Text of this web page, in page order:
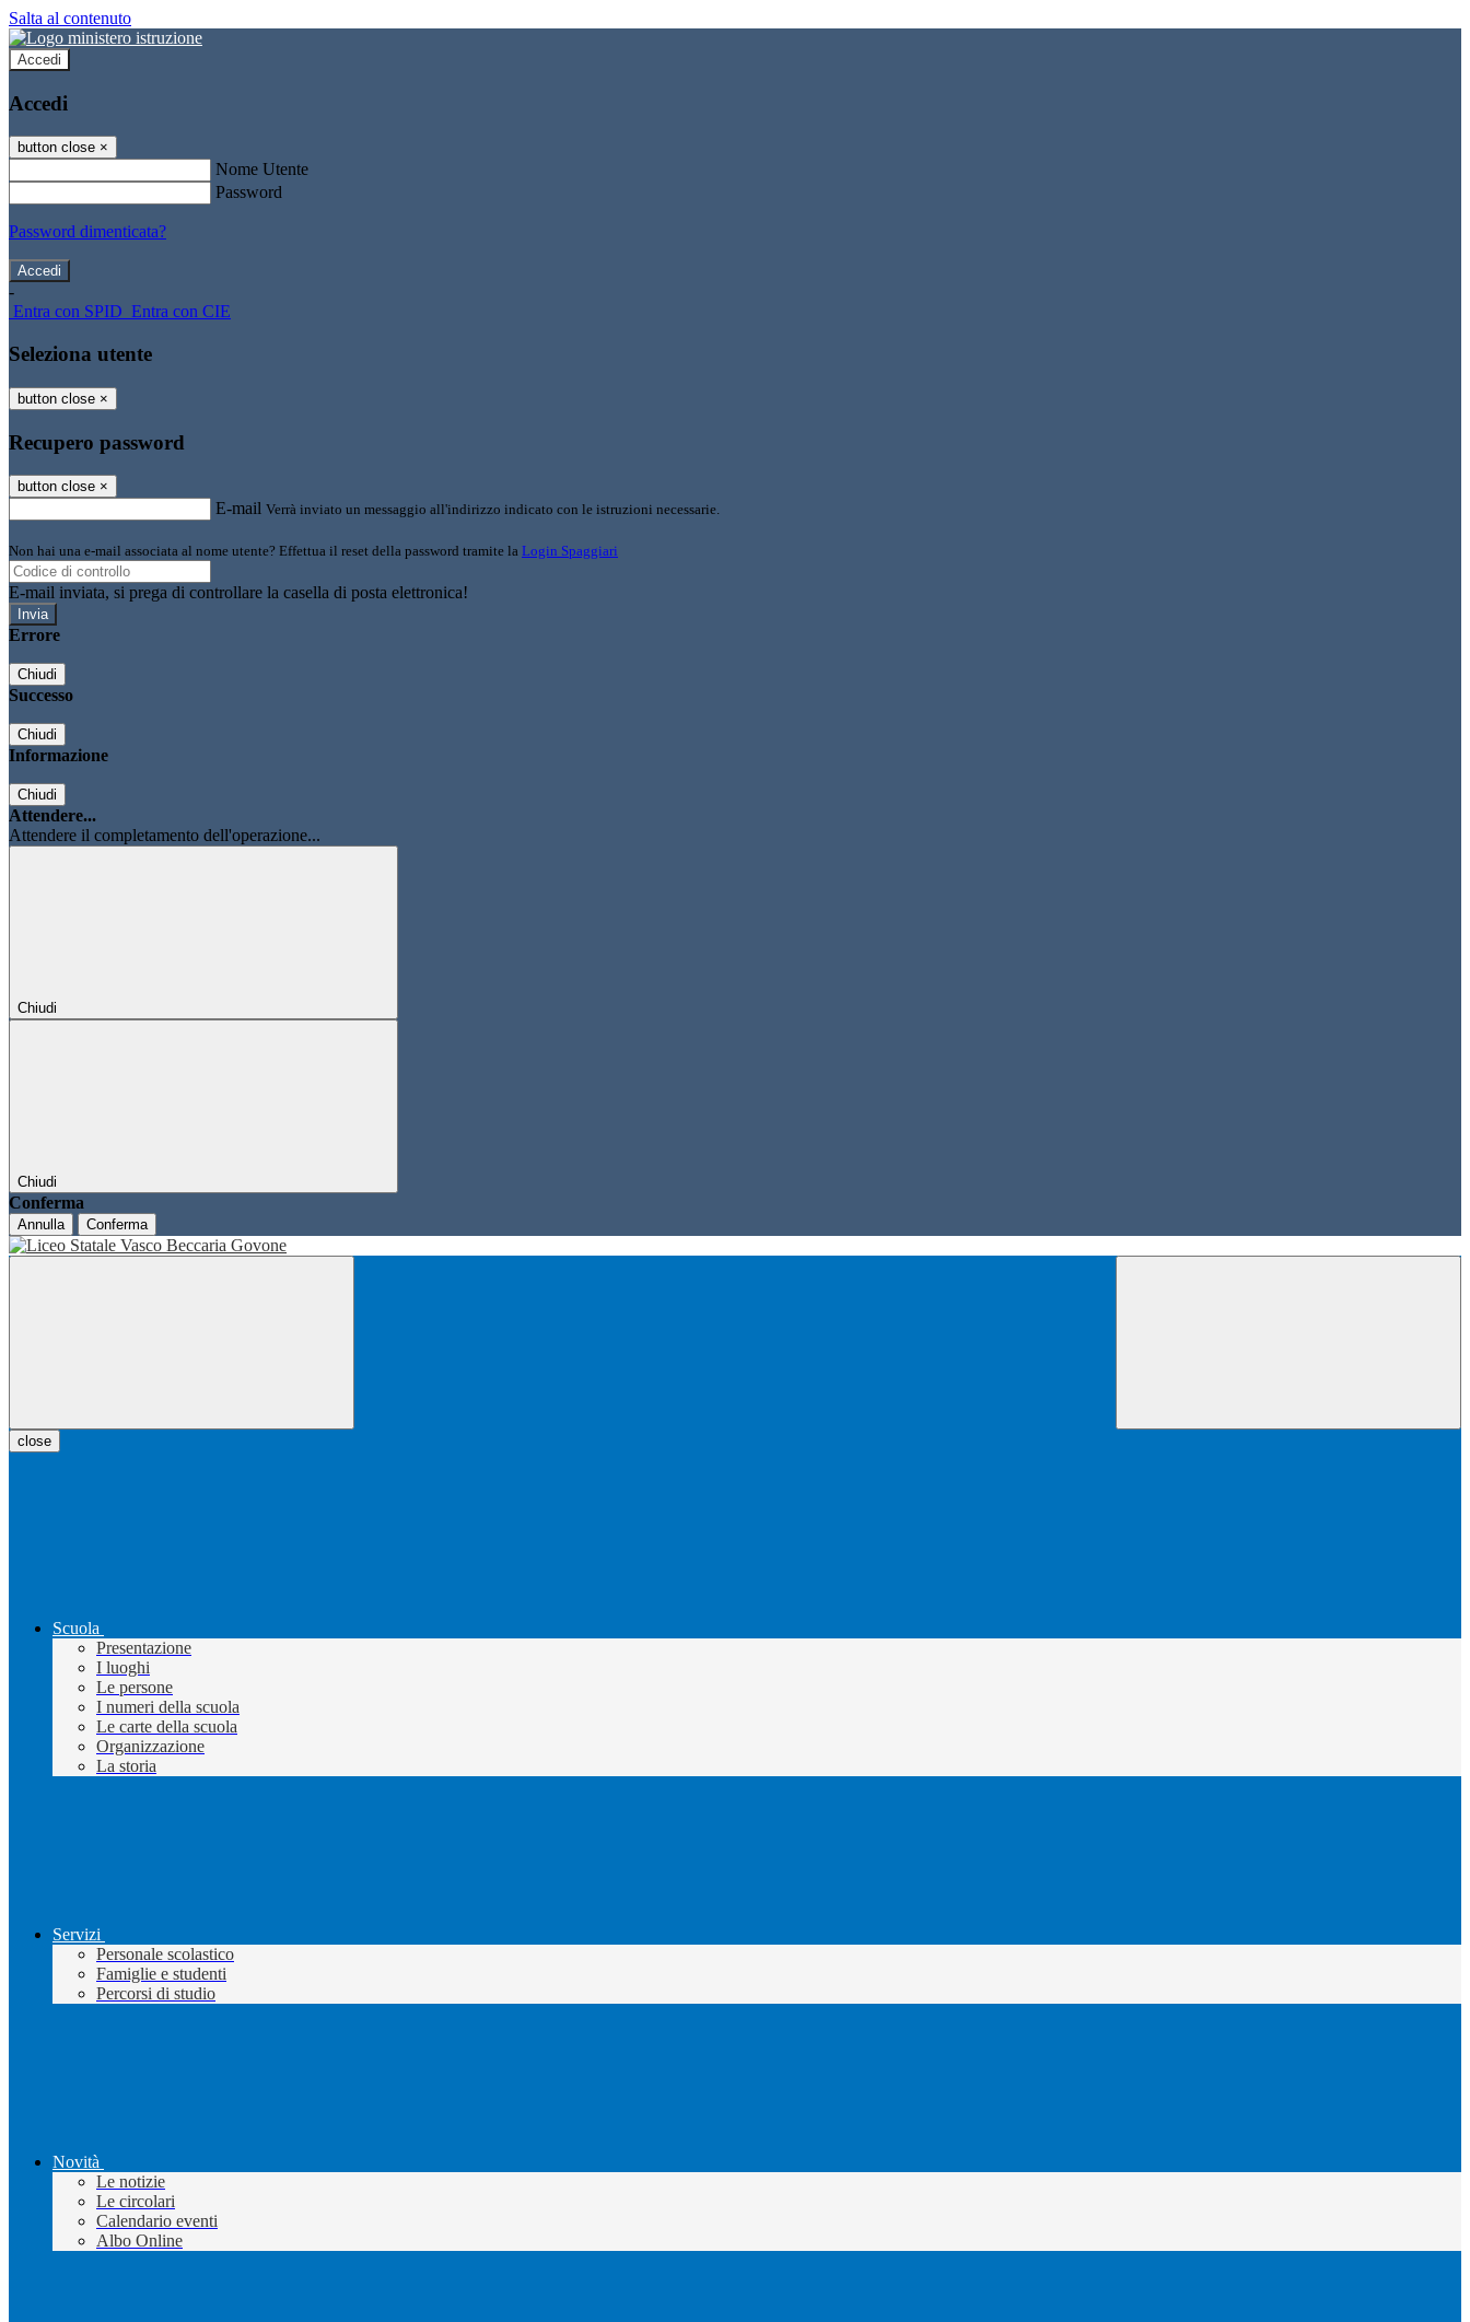
Salta al contenuto
Accedi
Accedi
button close ×
Nome Utente
Password
Password dimenticata?
-
Entra con SPID Entra con CIE
Seleziona utente
button close ×
Recupero password
button close ×
E-mail Verrà inviato un messaggio all'indirizzo indicato con le istruzioni necessarie.
Non hai una e-mail associata al nome utente? Effettua il reset della password tramite la Login Spaggiari
E-mail inviata, si prega di controllare la casella di posta elettronica!
Errore
Chiudi
Successo
Chiudi
Informazione
Chiudi
Attendere...
Attendere il completamento dell'operazione...
Chiudi
Chiudi
Conferma
Annulla Conferma
close
Scuola
Presentazione
I luoghi
Le persone
I numeri della scuola
Le carte della scuola
Organizzazione
La storia
Servizi
Personale scolastico
Famiglie e studenti
Percorsi di studio
Novità
Le notizie
Le circolari
Calendario eventi
Albo Online